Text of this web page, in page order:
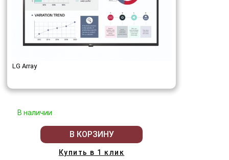
LG Array
В наличии
В КОРЗИНУ
Купить в 1 клик